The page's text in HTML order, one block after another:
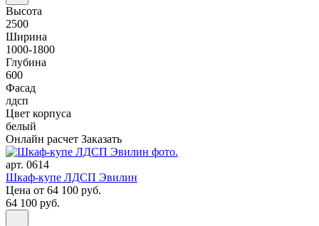
Высота
2500
Ширина
1000-1800
Глубина
600
Фасад
лдсп
Цвет корпуса
белый
Онлайн расчет Заказать
арт. 0614
Шкаф-купе ЛДСП Эвилин
Цена от 64 100 руб.
64 100 руб.